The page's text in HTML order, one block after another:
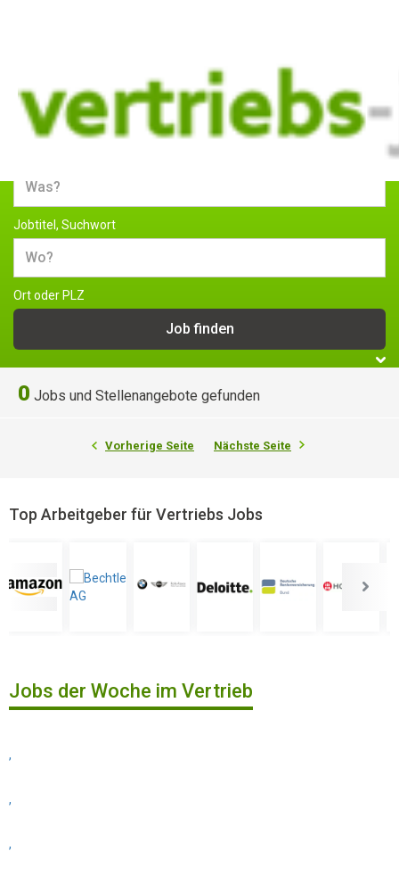
Jobs und Stellenangebote im
Vertrieb
Jobtitel, Suchwort
Ort oder PLZ
0 Jobs und Stellenangebote gefunden
Vorherige Seite Nächste Seite
Top Arbeitgeber für Vertriebs Jobs
Jobs der Woche im Vertrieb
,
,
,